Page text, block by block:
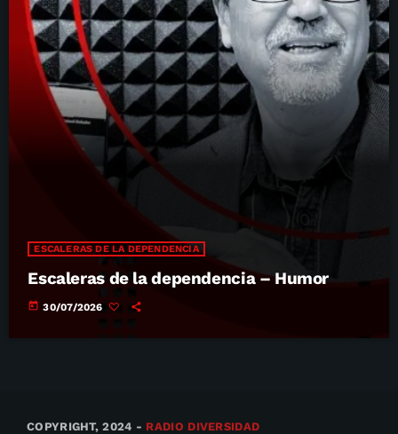
ESCALERAS DE LA DEPENDENCIA
Escaleras de la dependencia – Humor
today 30/07/2026
COPYRIGHT, 2024 - RADIO DIVERSIDAD